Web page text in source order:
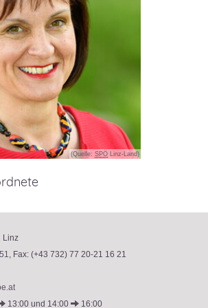
(Quelle: SPÖ Linz-Land)
Linz
Fax: (+43 732) 77 20-21 16 21
13:00 und 14:00 16:00